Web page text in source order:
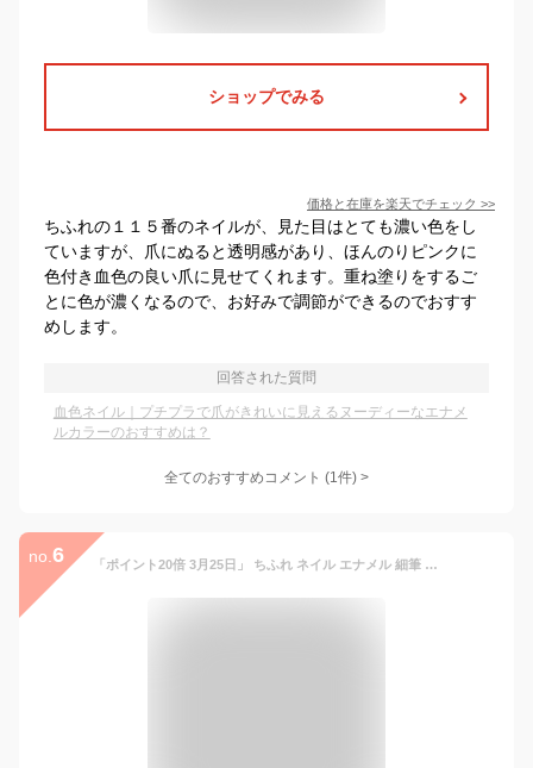
ショップでみる
価格と在庫を楽天でチェック >>
ちふれの１１５番のネイルが、見た目はとても濃い色をし
ていますが、爪にぬると透明感があり、ほんのりピンクに
色付き血色の良い爪に見せてくれます。重ね塗りをするご
とに色が濃くなるので、お好みで調節ができるのでおすす
めします。
回答された質問
血色ネイル｜プチプラで爪がきれいに見えるヌーディーなエナメ
ルカラーのおすすめは？
全てのおすすめコメント (1件) >
no. 6 「ポイント20倍 3月25日」 ちふれ ネイル エナメル 細筆 タイプ 000 マニキュア アットコスメ _25Mar